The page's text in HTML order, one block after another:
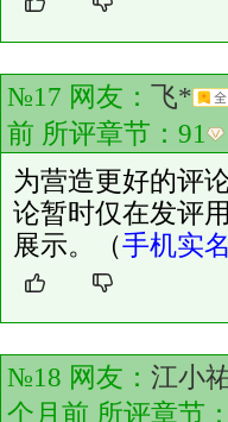
№17 网友： 飞*
前 所评章节： 91
为营造更好的评
论暂时仅在发评
展示。（手机实
№18 网友： 江小
个月前 所评章节：